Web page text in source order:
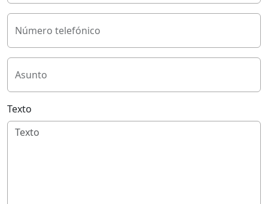
Número telefónico
Asunto
Texto